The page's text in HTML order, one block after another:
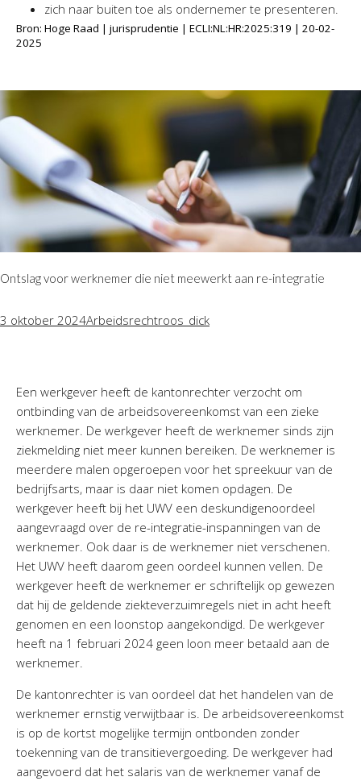
zich naar buiten toe als ondernemer te presenteren.
Bron: Hoge Raad | jurisprudentie | ECLI:NL:HR:2025:319 | 20-02-
2025
Ontslag voor werknemer die niet meewerkt aan re-integratie
3 oktober 2024Arbeidsrechtroos_dick
Een werkgever heeft de kantonrechter verzocht om
ontbinding van de arbeidsovereenkomst van een zieke
werknemer. De werkgever heeft de werknemer sinds zijn
ziekmelding niet meer kunnen bereiken. De werknemer is
meerdere malen opgeroepen voor het spreekuur van de
bedrijfsarts, maar is daar niet komen opdagen. De
werkgever heeft bij het UWV een deskundigenoordeel
aangevraagd over de re-integratie-inspanningen van de
werknemer. Ook daar is de werknemer niet verschenen.
Het UWV heeft daarom geen oordeel kunnen vellen. De
werkgever heeft de werknemer er schriftelijk op gewezen
dat hij de geldende ziekteverzuimregels niet in acht heeft
genomen en een loonstop aangekondigd. De werkgever
heeft na 1 februari 2024 geen loon meer betaald aan de
werknemer.
De kantonrechter is van oordeel dat het handelen van de
werknemer ernstig verwijtbaar is. De arbeidsovereenkomst
is op de kortst mogelijke termijn ontbonden zonder
toekenning van de transitievergoeding. De werkgever had
aangevoerd dat het salaris van de werknemer vanaf de